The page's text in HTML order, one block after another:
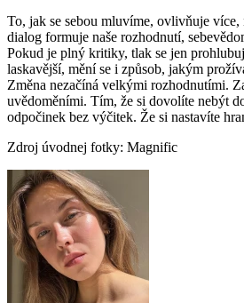
To, jak se sebou mluvíme, ovlivňuje
dialog formuje naše rozhodnutí,
Pokud je plný kritiky, tlak se jen
laskavější, mění se i způsob, jakým
Změna nezačíná velkými rozhodnutími.
uvědoměními. Tím, že si dovolíte nebýt
odpočinek bez výčitek. Že si nastavíte
Zdroj úvodnej fotky: Magnific